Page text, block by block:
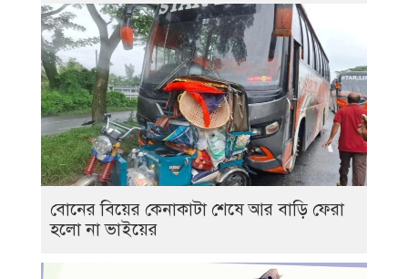
বোনের বিয়ের কেনাকাটা শেষে আর বাড়ি ফেরা
হলো না ভাইয়ের